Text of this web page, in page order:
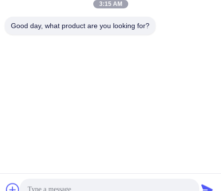
ফোন
3:15 AM
Good day, what product are you looking for?